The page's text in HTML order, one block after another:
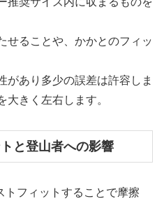
せることや、かかとのフィッ
があり多少の誤差は許容しま
大きく左右します。
と登山者への影響
トフィットすることで摩擦